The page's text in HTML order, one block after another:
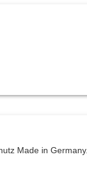
Made in Germany.